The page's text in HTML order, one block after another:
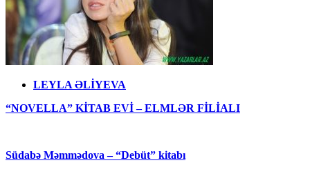
LEYLA ƏLİYEVA
“NOVELLA” KİTAB EVİ – ELMLƏR FİLİALI
Südabə Məmmədova – “Debüt” kitabı